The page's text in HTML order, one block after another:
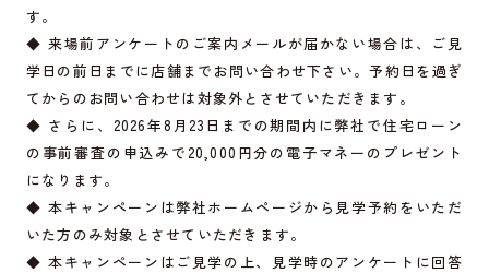
す。
◆ 来場前アンケートのご案内メールが届かない場合は、ご見
学日の前日までに店舗までお問い合わせ下さい。予約日を過ぎ
てからのお問い合わせは対象外とさせていただきます。
◆ さらに、2026年8月23日までの期間内に弊社で住宅ローン
の事前審査の申込みで20,000円分の電子マネーのプレゼント
になります。
◆ 本キャンペーンは弊社ホームページから見学予約をいただ
いた方のみ対象とさせていただきます。
◆ 本キャンペーンはご見学の上、見学時のアンケートに回答